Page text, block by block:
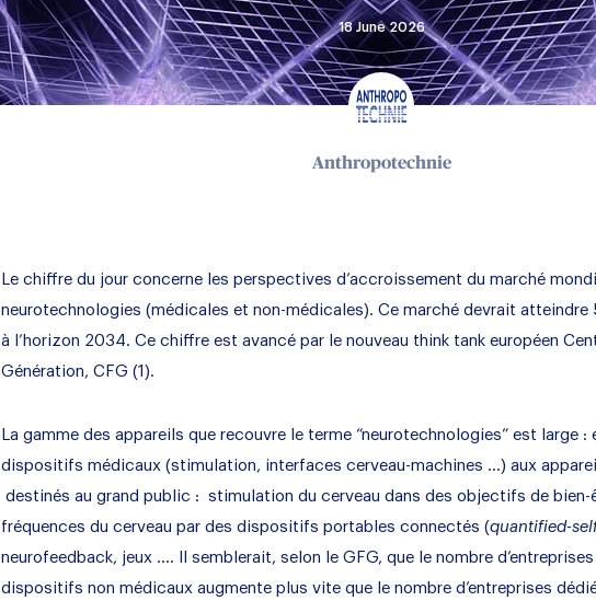
18 June 2026
Anthropotechnie
Le chiffre du jour concerne les perspectives d’accroissement du marché
neurotechnologies (médicales et non-médicales). Ce marché devrait
à l’horizon 2034. Ce chiffre est avancé par le nouveau think tank européen
Génération, CFG (1).
La gamme des appareils que recouvre le terme “neurotechnologies” est large :
dispositifs médicaux (stimulation, interfaces cerveau-machines …) aux
destinés au grand public : stimulation du cerveau dans des objectifs de bien-
fréquences du cerveau par des dispositifs portables connectés (quantified-
neurofeedback, jeux …. Il semblerait, selon le GFG, que le nombre
dispositifs non médicaux augmente plus vite que le nombre d’entreprises